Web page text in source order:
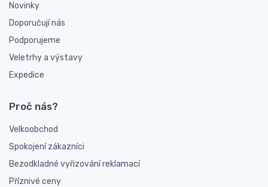
Novinky
Doporučují nás
Podporujeme
Veletrhy a výstavy
Expedice
Proč nás?
Velkoobchod
Spokojení zákazníci
Bezodkladné vyřizování reklamací
Příznivé ceny